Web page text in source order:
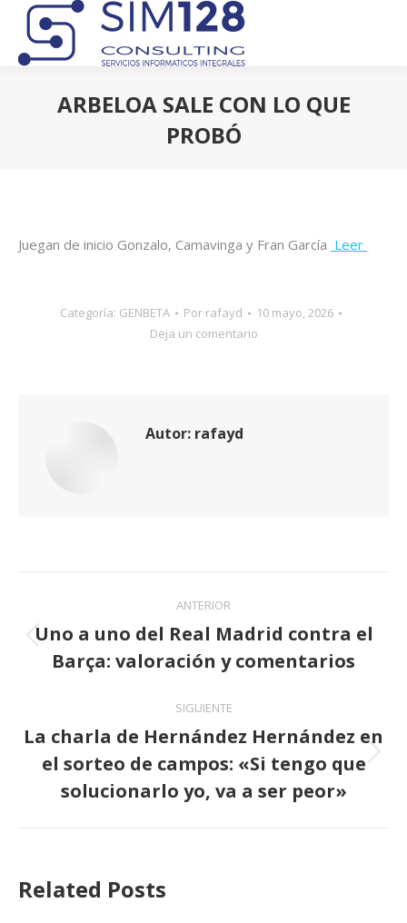
ARBELOA SALE CON LO QUE
PROBÓ
Juegan de inicio Gonzalo, Camavinga y Fran García Leer
Categoría: GENBETA Por rafayd
10 mayo, 2026
Deja un comentario
Autor: rafayd
Navegación
entre
publicaciones
ANTERIOR
Publicación
anterior:
Uno a uno del Real Madrid contra el
Barça: valoración y comentarios
SIGUIENTE
Publicación
siguiente:
La charla de Hernández Hernández en
el sorteo de campos: «Si tengo que
solucionarlo yo, va a ser peor»
Related Posts